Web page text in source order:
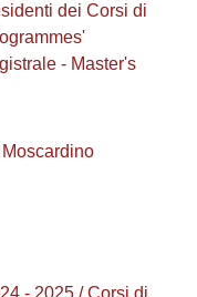
dei Corsi di
- Master's
- 2025 / Corsi di